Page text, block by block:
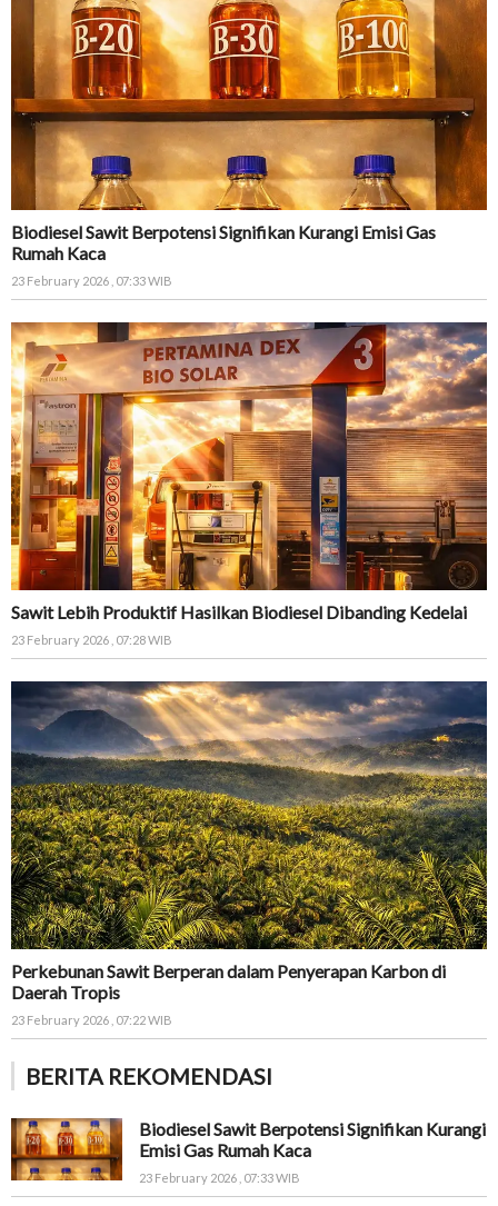
Biodiesel Sawit Berpotensi Signifikan Kurangi Emisi Gas
Rumah Kaca
23 February 2026 , 07:33 WIB
Sawit Lebih Produktif Hasilkan Biodiesel Dibanding Kedelai
23 February 2026 , 07:28 WIB
Perkebunan Sawit Berperan dalam Penyerapan Karbon di
Daerah Tropis
23 February 2026 , 07:22 WIB
BERITA REKOMENDASI
Biodiesel Sawit Berpotensi Signifikan Kurangi
Emisi Gas Rumah Kaca
23 February 2026 , 07:33 WIB